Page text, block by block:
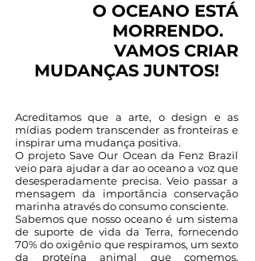
O OCEANO ESTÁ
MORRENDO.
VAMOS CRIAR
MUDANÇAS JUNTOS!
Acreditamos que a arte, o design e as
mídias podem transcender as fronteiras e
inspirar uma mudança positiva.
O projeto Save Our Ocean da Fenz Brazil
veio para ajudar a dar ao oceano a voz que
desesperadamente precisa. Veio passar a
mensagem da importância conservação
marinha através do consumo consciente.
Sabemos que nosso oceano é um sistema
de suporte de vida da Terra, fornecendo
70% do oxigênio que respiramos, um sexto
da proteína animal que comemos,